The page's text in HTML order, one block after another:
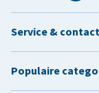
Service & contact
Populaire